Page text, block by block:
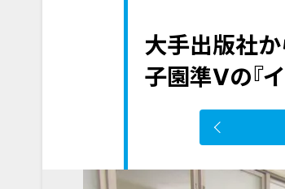
大手出版社か
子園準Vの『